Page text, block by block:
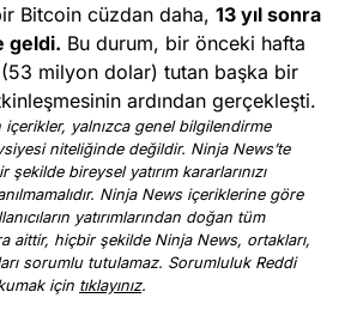
Bitcoin cüzdan daha, 13 yıl sonra
geldi. Bu durum, bir önceki hafta
(53 milyon dolar) tutan başka bir
ardından gerçekleşti.
içerikler, yalnızca genel bilgilendirme
niteliğinde değildir. Ninja News’te
bireysel yatırım kararlarınızı
Ninja News içeriklerine göre
yatırımlarından doğan tüm
aittir, hiçbir şekilde Ninja News, ortakları,
sorumlu tutulamaz. Sorumluluk Reddi
için tıklayınız.